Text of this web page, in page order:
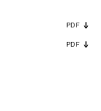
PDF
PDF